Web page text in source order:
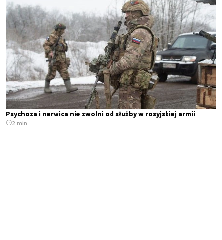
Psychoza i nerwica nie zwolni od służby w rosyjskiej armii
2 min.